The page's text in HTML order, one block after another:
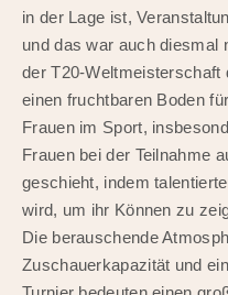
in der Lage ist,
und das war auch diesmal
der T20-Weltmeisterschaft
einen fruchtbaren Boden
Frauen im Sport,
Frauen bei der Teilnahme
geschieht, indem
wird, um ihr Können zu
Die berauschende
Zuschauerkapazität und